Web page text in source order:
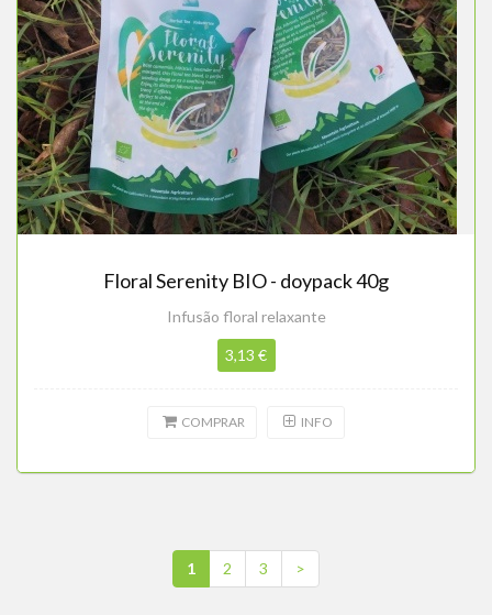
Floral Serenity BIO - doypack 40g
Infusão floral relaxante
3,13 €
COMPRAR INFO
1 2 3 >